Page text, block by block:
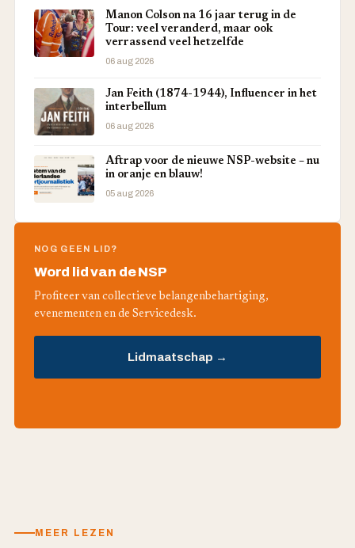
Manon Colson na 16 jaar terug in de
Tour: veel veranderd, maar ook
verrassend veel hetzelfde
06 aug 2026
Jan Feith (1874-1944), Influencer in het
interbellum
06 aug 2026
Aftrap voor de nieuwe NSP-website – nu
in oranje en blauw!
05 aug 2026
NOG GEEN LID?
Word lid van de NSP
Profiteer van collectieve belangenbehartiging,
evenementen en de Servicedesk.
Lidmaatschap →
MEER LEZEN